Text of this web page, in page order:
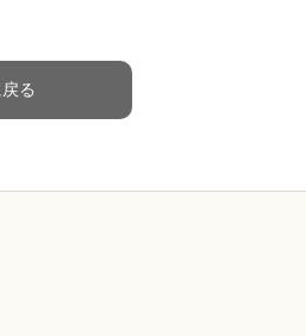
る